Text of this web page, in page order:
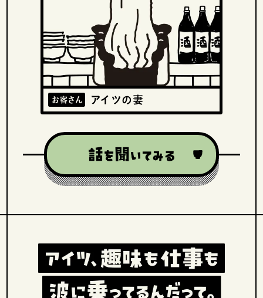
お客さん アイツの妻